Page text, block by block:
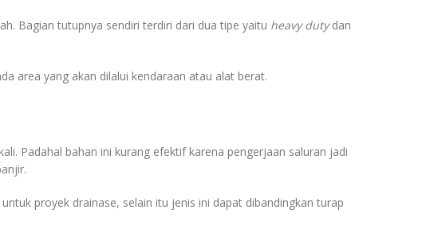
Bagian tutupnya sendiri terdiri dari dua tipe yaitu heavy dutydan
area yang akan dilalui kendaraan atau alat berat.
Padahal bahan ini kurang efektif karena pengerjaan saluran jadi
proyek drainase, selain itu jenis ini dapat dibandingkan turap